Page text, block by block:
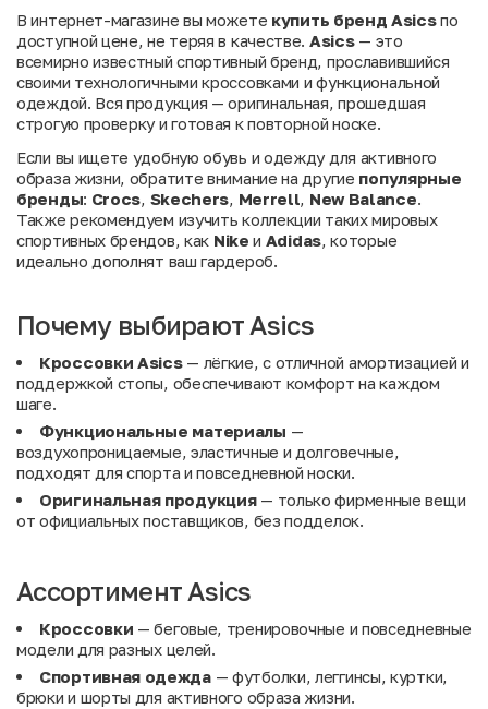
В интернет-магазине вы можете купить бренд Asicsпо
доступной цене, не теряя в качестве. Asics— это
всемирно известный спортивный бренд, прославившийся
своими технологичными кроссовками и функциональной
одеждой. Вся продукция — оригинальная, прошедшая
строгую проверку и готовая к повторной носке.
Если вы ищете удобную обувь и одежду для активного
образа жизни, обратите внимание на другие популярные
бренды: Crocs, Skechers, Merrell, New Balance.
Также рекомендуем изучить коллекции таких мировых
спортивных брендов, как Nike и Adidas, которые
идеально дополнят ваш гардероб.
Почему выбирают Asics
Кроссовки Asics— лёгкие, с отличной амортизацией и
поддержкой стопы, обеспечивают комфорт на каждом
шаге.
Функциональные материалы —
воздухопроницаемые, эластичные и долговечные,
подходят для спорта и повседневной носки.
Оригинальная продукция— только фирменные вещи
от официальных поставщиков, без подделок.
Ассортимент Asics
Кроссовки — беговые, тренировочные и повседневные
модели для разных целей.
Спортивная одежда— футболки, леггинсы, куртки,
брюки и шорты для активного образа жизни.